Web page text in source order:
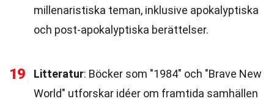
millenaristiska teman, inklusive apokalyptiska
och post-apokalyptiska berättelser.
19 Litteratur: Böcker som "1984" och "Brave New
World" utforskar idéer om framtida samhällen